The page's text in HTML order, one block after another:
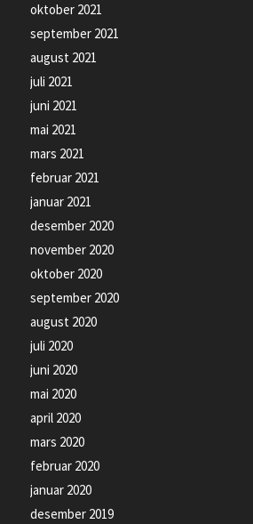
oktober 2021
september 2021
august 2021
juli 2021
juni 2021
mai 2021
mars 2021
februar 2021
januar 2021
desember 2020
november 2020
oktober 2020
september 2020
august 2020
juli 2020
juni 2020
mai 2020
april 2020
mars 2020
februar 2020
januar 2020
desember 2019